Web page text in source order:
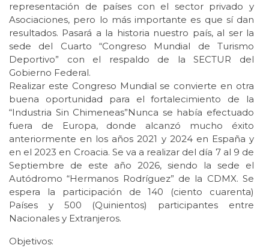
representación de países con el sector privado y
Asociaciones, pero lo más importante es que sí dan
resultados. Pasará a la historia nuestro país, al ser la
sede del Cuarto “Congreso Mundial de Turismo
Deportivo” con el respaldo de la SECTUR del
Gobierno Federal.
Realizar este Congreso Mundial se convierte en otra
buena oportunidad para el fortalecimiento de la
“Industria Sin Chimeneas”Nunca se había efectuado
fuera de Europa, donde alcanzó mucho éxito
anteriormente en los años 2021 y 2024 en España y
en el 2023 en Croacia. Se va a realizar del día 7 al 9 de
Septiembre de este año 2026, siendo la sede el
Autódromo “Hermanos Rodríguez” de la CDMX. Se
espera la participación de 140 (ciento cuarenta)
Países y 500 (Quinientos) participantes entre
Nacionales y Extranjeros.
Objetivos: